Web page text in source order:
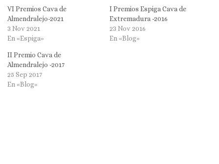
VI Premios Cava de
Almendralejo-2021
3 Nov 2021
En «Espiga»
I Premios Espiga Cava de
Extremadura -2016
23 Nov 2016
En «Blog»
II Premio Cava de
Almendralejo -2017
25 Sep 2017
En «Blog»